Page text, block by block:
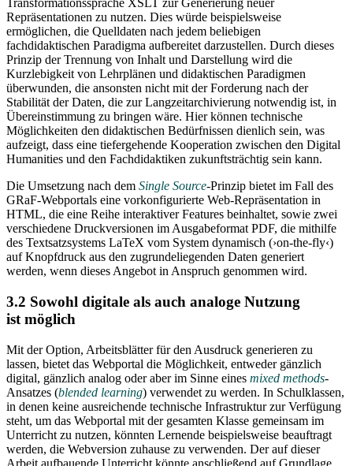
Transformationssprache XSLT zur Generierung neuer
Repräsentationen zu nutzen. Dies würde beispielsweise
ermöglichen, die Quelldaten nach jedem beliebigen
fachdidaktischen Paradigma aufbereitet darzustellen. Durch dieses
Prinzip der Trennung von Inhalt und Darstellung wird die
Kurzlebigkeit von Lehrplänen und didaktischen Paradigmen
überwunden, die ansonsten nicht mit der Forderung nach der
Stabilität der Daten, die zur Langzeitarchivierung notwendig ist, in
Übereinstimmung zu bringen wäre. Hier können technische
Möglichkeiten den didaktischen Bedürfnissen dienlich sein, was
aufzeigt, dass eine tiefergehende Kooperation zwischen den Digital
Humanities und den Fachdidaktiken zukunftsträchtig sein kann.
Die Umsetzung nach dem Single Source-Prinzip bietet im Fall des
GRaF-Webportals eine vorkonfigurierte Web-Repräsentation in
HTML, die eine Reihe interaktiver Features beinhaltet, sowie zwei
verschiedene Druckversionen im Ausgabeformat PDF, die mithilfe
des Textsatzsystems LaTeX vom System dynamisch (›on-the-fly‹)
auf Knopfdruck aus den zugrundeliegenden Daten generiert
werden, wenn dieses Angebot in Anspruch genommen wird.
3.2 Sowohl digitale als auch analoge Nutzung
ist möglich
Mit der Option, Arbeitsblätter für den Ausdruck generieren zu
lassen, bietet das Webportal die Möglichkeit, entweder gänzlich
digital, gänzlich analog oder aber im Sinne eines mixed methods-
Ansatzes (blended learning) verwendet zu werden. In Schulklassen,
in denen keine ausreichende technische Infrastruktur zur Verfügung
steht, um das Webportal mit der gesamten Klasse gemeinsam im
Unterricht zu nutzen, könnten Lernende beispielsweise beauftragt
werden, die Webversion zuhause zu verwenden. Der auf dieser
Arbeit aufbauende Unterricht könnte anschließend auf Grundlage